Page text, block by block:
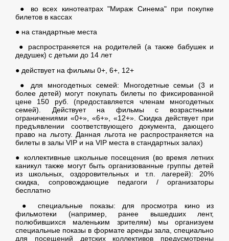
● во всех кинотеатрах "Мираж Синема" при покупке
билетов в кассах
● на стандартные места
● распространяется на родителей (а также бабушек и
дедушек) с детьми до 14 лет
● действует на фильмы 0+, 6+, 12+
● для многодетных семей: Многодетные семьи (3 и
более детей) могут покупать билеты по фиксированной
цене 150 руб. (предоставляется членам многодетных
семей). Действует на фильмы с возрастными
ограничениями «0+», «6+», «12+». Скидка действует при
предъявлении соответствующего документа, дающего
право на льготу. Данная льгота не распространяется на
билеты в залы VIP и на VIP места в стандартных залах)
● коллективные школьные посещения (во время летних
каникул также могут быть организованные группы детей
из школьных, оздоровительных и т.п. лагерей): 20%
скидка, сопровождающие педагоги / организаторы
бесплатно
● специальные показы: для просмотра кино из
фильмотеки (например, ранее вышедших лент,
полюбившихся маленьким зрителям) мы организуем
специальные показы в формате аренды зала, специально
для посещений детских коллективов предусмотрены